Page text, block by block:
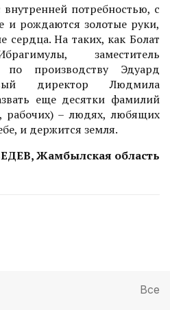
потребностью, с
и рождаются золотые руки,
сердца. На таких, как Болат
заместитель
по производству Эдуард
директор Людмила
еще десятки фамилий
рабочих) – людях, любящих
и держится земля.
Жамбылская область
Все